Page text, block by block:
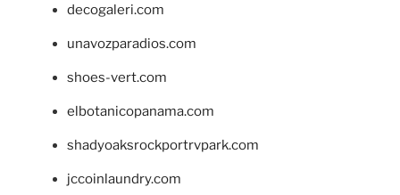
decogaleri.com
unavozparadios.com
shoes-vert.com
elbotanicopanama.com
shadyoaksrockportrvpark.com
jccoinlaundry.com